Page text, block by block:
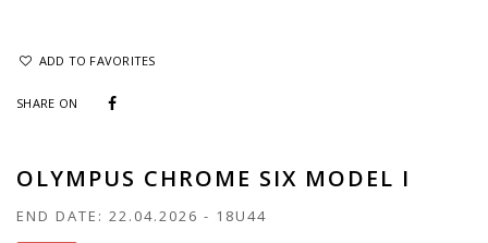
ADD TO FAVORITES
SHARE ON
OLYMPUS CHROME SIX MODEL I
END DATE: 22.04.2026 - 18U44